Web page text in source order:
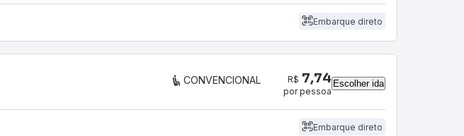
Embarque direto
CONVENCIONAL R$ 7,74
por pessoa
Escolher ida
Embarque direto